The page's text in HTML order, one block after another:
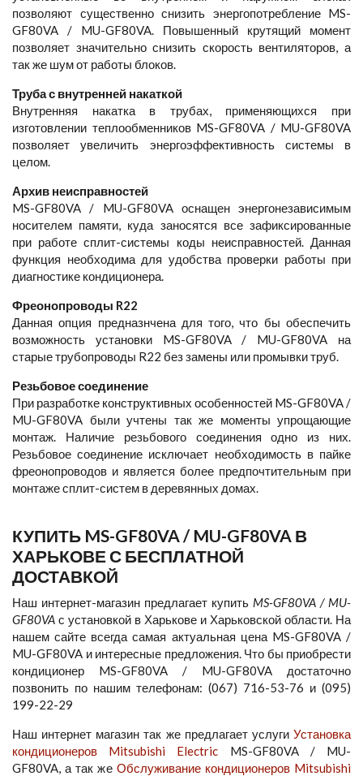
позволяют существенно снизить энергопотребление MS-
GF80VA / MU-GF80VA. Повышенный крутящий момент
позволяет значительно снизить скорость вентиляторов, а
так же шум от работы блоков.
Труба с внутренней накаткой
Внутренняя накатка в трубах, применяющихся при
изготовлении теплообменников MS-GF80VA / MU-GF80VA
позволяет увеличить энергоэффективность системы в
целом.
Архив неисправностей
MS-GF80VA / MU-GF80VA оснащен энергонезависимым
носителем памяти, куда заносятся все зафиксированные
при работе сплит-системы коды неисправностей. Данная
функция необходима для удобства проверки работы при
диагностике кондиционера.
Фреонопроводы R22
Данная опция предназнчена для того, что бы обеспечить
возможность установки MS-GF80VA / MU-GF80VA на
старые трубопроводы R22 без замены или промывки труб.
Резьбовое соединение
При разработке конструктивных особенностей MS-GF80VA /
MU-GF80VA были учтены так же моменты упрощающие
монтаж. Наличие резьбового соединения одно из них.
Резьбовое соединение исключает необходимость в пайке
фреонопроводов и является более предпочтительным при
монтаже сплит-систем в деревянных домах.
КУПИТЬ MS-GF80VA / MU-GF80VA В
ХАРЬКОВЕ С БЕСПЛАТНОЙ
ДОСТАВКОЙ
Наш интернет-магазин предлагает купить MS-GF80VA / MU-
GF80VA с установкой в Харькове и Харьковской области. На
нашем сайте всегда самая актуальная цена MS-GF80VA /
MU-GF80VA и интересные предложения. Что бы приобрести
кондиционер MS-GF80VA / MU-GF80VA достаточно
позвонить по нашим телефонам: (067) 716-53-76 и (095)
199-22-29
Наш интернет магазин так же предлагает услуги Установка
кондиционеров Mitsubishi Electric MS-GF80VA / MU-
GF80VA, а так же Обслуживание кондиционеров Mitsubishi